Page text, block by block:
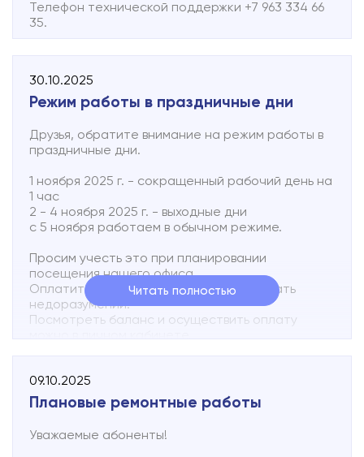
Телефон технической поддержки +7 963 334 66
35.
30.10.2025
Режим работы в праздничные дни
Друзья, обратите внимание на режим работы в
праздничные дни.
1 ноября 2025 г. - сокращенный рабочий день на
1 час
2 - 4 ноября 2025 г. - выходные дни
с 5 ноября работаем в обычном режиме.
Просим учесть это при планировании
посещения нашего офиса.
Оплатите услуги заранее, чтобы избежать
недоразумений.
Посмотреть баланс и осуществить оплату
www.novline.ru
Читать полностью
09.10.2025
Плановые ремонтные работы
Уважаемые абоненты!